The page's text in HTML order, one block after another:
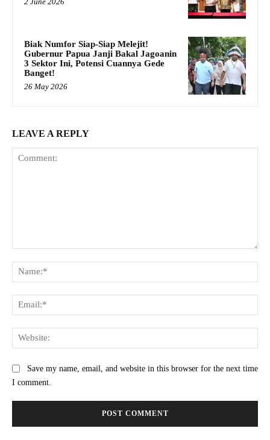
Biak Numfor Siap-Siap Melejit!
Gubernur Papua Janji Bakal Jagoanin
3 Sektor Ini, Potensi Cuannya Gede
Banget!
26 May 2026
LEAVE A REPLY
Save my name, email, and website in this browser for the next time
I comment.